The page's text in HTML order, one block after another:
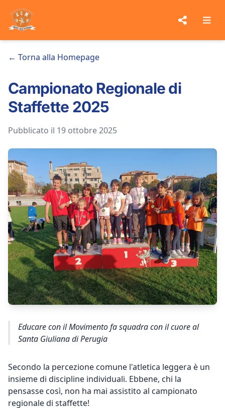
← Torna alla Homepage
Campionato Regionale di
Staffette 2025
Pubblicato il 19 ottobre 2025
Educare con il Movimento fa squadra con il cuore al
Santa Giuliana di Perugia
Secondo la percezione comune l'atletica leggera è un
insieme di discipline individuali. Ebbene, chi la
pensasse così, non ha mai assistito al campionato
regionale di staffette!